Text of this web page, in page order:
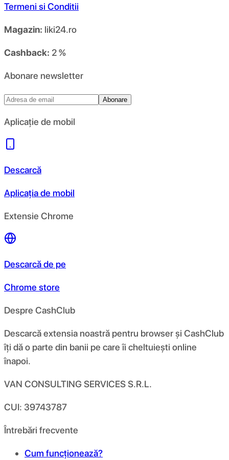
Termeni si Conditii
Magazin: liki24.ro
Cashback: 2 %
Abonare newsletter
Abonare
Aplicație de mobil
Descarcă
Aplicația de mobil
Extensie Chrome
Descarcă de pe
Chrome store
Despre CashClub
Descarcă extensia noastră pentru browser și CashClub
îți dă o parte din banii pe care îi cheltuiești online
înapoi.
VAN CONSULTING SERVICES S.R.L.
CUI: 39743787
Întrebări frecvente
Cum funcționează?